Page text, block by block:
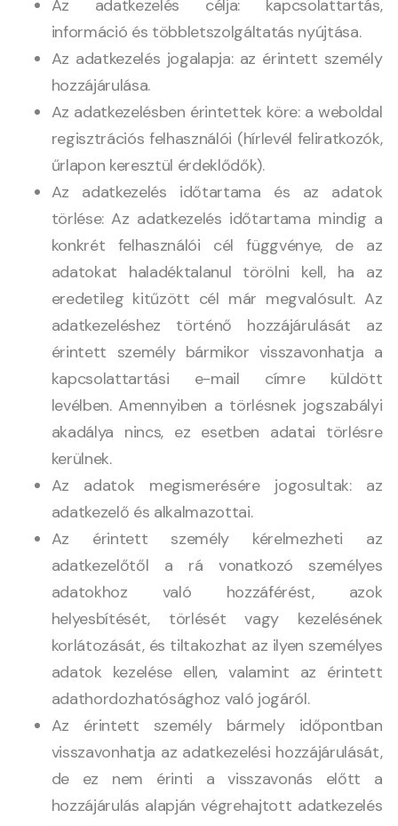
Az adatkezelés célja: kapcsolattartás,
információ és többletszolgáltatás nyújtása.
Az adatkezelés jogalapja: az érintett személy
hozzájárulása.
Az adatkezelésben érintettek köre: a weboldal
regisztrációs felhasználói (hírlevél feliratkozók,
űrlapon keresztül érdeklődők).
Az adatkezelés időtartama és az adatok
törlése: Az adatkezelés időtartama mindig a
konkrét felhasználói cél függvénye, de az
adatokat haladéktalanul törölni kell, ha az
eredetileg kitűzött cél már megvalósult. Az
adatkezeléshez történő hozzájárulását az
érintett személy bármikor visszavonhatja a
kapcsolattartási e-mail címre küldött
levélben. Amennyiben a törlésnek jogszabályi
akadálya nincs, ez esetben adatai törlésre
kerülnek.
Az adatok megismerésére jogosultak: az
adatkezelő és alkalmazottai.
Az érintett személy kérelmezheti az
adatkezelőtől a rá vonatkozó személyes
adatokhoz való hozzáférést, azok
helyesbítését, törlését vagy kezelésének
korlátozását, és tiltakozhat az ilyen személyes
adatok kezelése ellen, valamint az érintett
adathordozhatósághoz való jogáról.
Az érintett személy bármely időpontban
visszavonhatja az adatkezelési hozzájárulását,
de ez nem érinti a visszavonás előtt a
hozzájárulás alapján végrehajtott adatkezelés